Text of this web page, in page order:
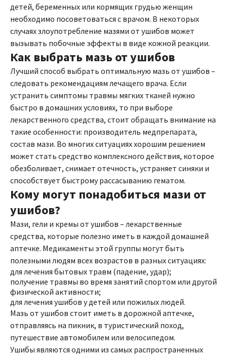
детей, беременных или кормящих грудью женщин
необходимо посоветоваться с врачом. В некоторых
случаях злоупотребление мазями от ушибов может
вызывать побочные эффекты в виде кожной реакции.
Как выбрать мазь от ушибов
Лучший способ выбрать оптимальную мазь от ушибов –
следовать рекомендациям лечащего врача. Если
устранить симптомы травмы мягких тканей нужно
быстро в домашних условиях, то при выборе
лекарственного средства, стоит обращать внимание на
такие особенности: производитель медпрепарата,
состав мази. Во многих ситуациях хорошим решением
может стать средство комплексного действия, которое
обезболивает, снимает отечность, устраняет синяки и
способствует быстрому рассасыванию гематом.
Кому могут понадобиться мази от
ушибов?
Мази, гели и кремы от ушибов – лекарственные
средства, которые полезно иметь в каждой домашней
аптечке. Медикаменты этой группы могут быть
полезными людям всех возрастов в разных ситуациях:
для лечения бытовых травм (падение, удар);
получение травмы во время занятий спортом или другой
физической активности;
для лечения ушибов у детей или пожилых людей.
Мазь от ушибов стоит иметь в дорожной аптечке,
отправляясь на пикник, в туристический поход,
путешествие автомобилем или велосипедом.
Ушибы являются одними из самых распространенных